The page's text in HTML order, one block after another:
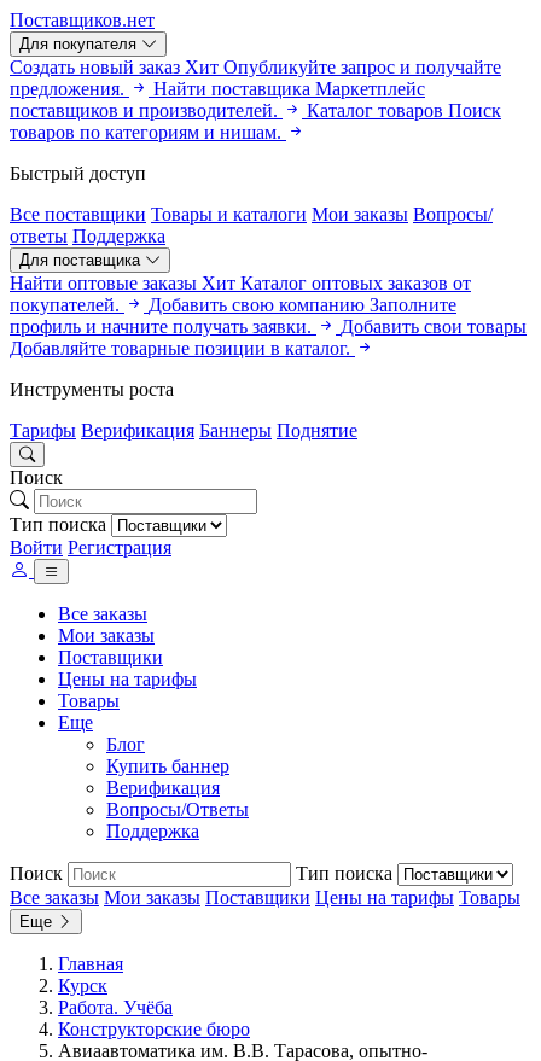
Поставщиков.нет
Для покупателя
Создать новый заказ Хит Опубликуйте запрос и получайте
предложения.
Найти поставщика Маркетплейс
поставщиков и производителей.
Каталог товаров Поиск
товаров по категориям и нишам.
Быстрый доступ
Все поставщики Товары и каталоги Мои заказы Вопросы/
ответы Поддержка
Для поставщика
Найти оптовые заказы Хит Каталог оптовых заказов от
покупателей.
Добавить свою компанию Заполните
профиль и начните получать заявки.
Добавить свои товары
Добавляйте товарные позиции в каталог.
Инструменты роста
Тарифы Верификация Баннеры Поднятие
Поиск
Тип поиска
Войти Регистрация
Все заказы
Мои заказы
Поставщики
Цены на тарифы
Товары
Еще
Блог
Купить баннер
Верификация
Вопросы/Ответы
Поддержка
Поиск
Тип поиска
Все заказы Мои заказы Поставщики Цены на тарифы Товары
Еще
Главная
Курск
Работа. Учёба
Конструкторские бюро
Авиаавтоматика им. В.В. Тарасова, опытно-